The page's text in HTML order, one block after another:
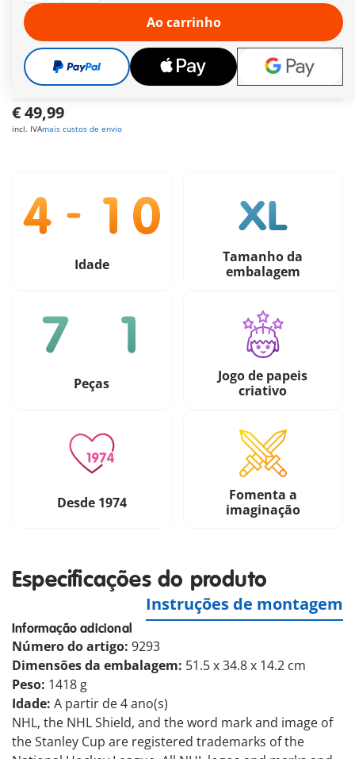
(Açores ou Madeira)
a partir de30 €
Pagamento seguro
e flexível
€ 49,99
incl. IVAmais custos de envio
Ao carrinho
Idade
Tamanho da
embalagem
Peças
Jogo de papeis
criativo
Desde 1974
Fomenta a
imaginação
Especificações do produto
Instruções de montagem
Informação adicional
Número do artigo: 9293
Dimensões da embalagem: 51.5 x 34.8 x 14.2 cm
Peso: 1418 g
Idade: A partir de 4 ano(s)
NHL, the NHL Shield, and the word mark and image of
the Stanley Cup are registered trademarks of the